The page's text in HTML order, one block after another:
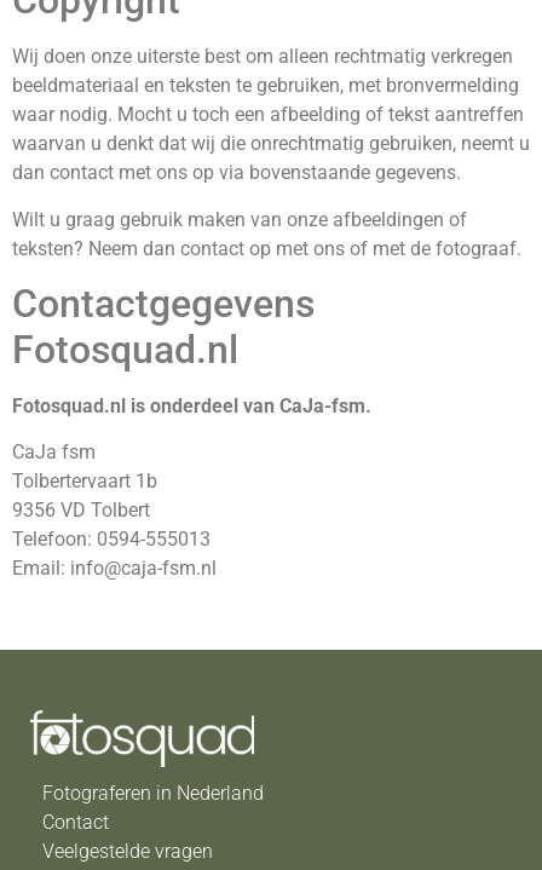
Wij doen onze uiterste best om alleen rechtmatig verkregen
beeldmateriaal en teksten te gebruiken, met bronvermelding
waar nodig. Mocht u toch een afbeelding of tekst aantreffen
waarvan u denkt dat wij die onrechtmatig gebruiken, neemt u
dan contact met ons op via bovenstaande gegevens.
Wilt u graag gebruik maken van onze afbeeldingen of
teksten? Neem dan contact op met ons of met de fotograaf.
Contactgegevens
Fotosquad.nl
Fotosquad.nl is onderdeel van CaJa-fsm.
CaJa fsm
Tolbertervaart 1b
9356 VD Tolbert
Telefoon: 0594-555013
Email: info@caja-fsm.nl
Fotograferen in Nederland
Contact
Veelgestelde vragen